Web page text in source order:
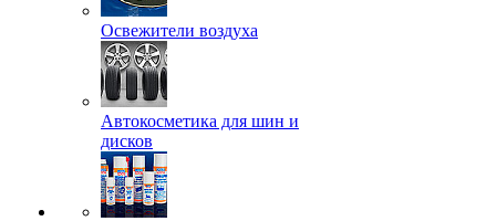
Освежители воздуха
Автокосметика для шин и
дисков